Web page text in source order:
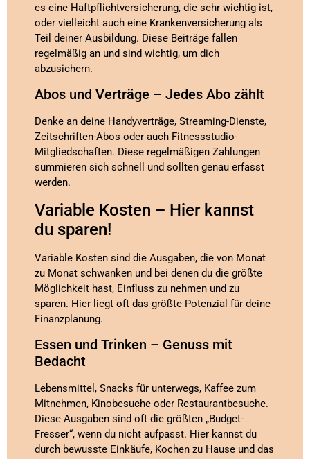
es eine Haftpflichtversicherung, die sehr wichtig ist,
oder vielleicht auch eine Krankenversicherung als
Teil deiner Ausbildung. Diese Beiträge fallen
regelmäßig an und sind wichtig, um dich
abzusichern.
Abos und Verträge – Jedes Abo zählt
Denke an deine Handyverträge, Streaming-Dienste,
Zeitschriften-Abos oder auch Fitnessstudio-
Mitgliedschaften. Diese regelmäßigen Zahlungen
summieren sich schnell und sollten genau erfasst
werden.
Variable Kosten – Hier kannst
du sparen!
Variable Kosten sind die Ausgaben, die von Monat
zu Monat schwanken und bei denen du die größte
Möglichkeit hast, Einfluss zu nehmen und zu
sparen. Hier liegt oft das größte Potenzial für deine
Finanzplanung.
Essen und Trinken – Genuss mit
Bedacht
Lebensmittel, Snacks für unterwegs, Kaffee zum
Mitnehmen, Kinobesuche oder Restaurantbesuche.
Diese Ausgaben sind oft die größten „Budget-
Fresser“, wenn du nicht aufpasst. Hier kannst du
durch bewusste Einkäufe, Kochen zu Hause und das